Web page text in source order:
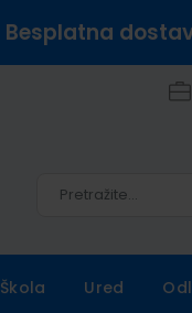
Besplatna
Škola Ured